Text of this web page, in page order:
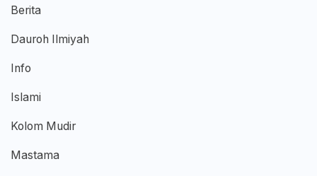
Berita
Dauroh Ilmiyah
Info
Islami
Kolom Mudir
Mastama